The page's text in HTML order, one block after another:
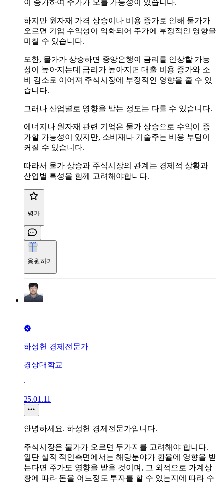
이 증가하여 주가가 오를 가능성이 있습니다.
하지만 원자재 가격 상승이나 비용 증가로 인해 물가가
오르면 기업 수익성이 악화되어 주가에 부정적인 영향을
미칠 수 있습니다.
또한, 물가가 상승하면 중앙은행이 금리를 인상할 가능
성이 높아지는데 금리가 높아지면 대출 비용 증가와 소
비 감소로 이어져 주식시장에 부정적인 영향을 줄 수 있
습니다.
그러나 산업별로 영향을 받는 정도는 다를 수 있습니다.
에너지나 원자재 관련 기업은 물가 상승으로 수익이 증
가할 가능성이 있지만, 소비재나 기술주는 비용 부담이
커질 수 있습니다.
따라서 물가 상승과 주식시장의 관계는 경제적 상황과
산업별 특성을 함께 고려해야합니다.
평가
응원하기
하성헌 경제전문가
경상대학교
∙
25.01.11
안녕하세요. 하성헌 경제전문가입니다.
주식시장은 물가가 오르면 두가지를 고려해야 합니다.
일단 실적 적인측면에서는 해당분야가 환율에 영향을 받
는다면 주가도 영향을 받을 것이며, 그 외적으로 가계상
황에 따라 돈을 어느정도 투자를 할 수 있는지에 따라 수